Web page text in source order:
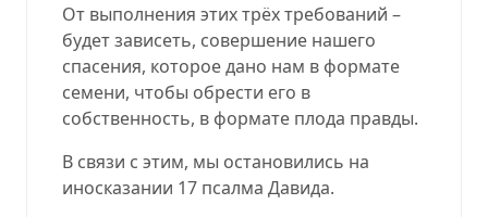
От выполнения этих трёх требований –
будет зависеть, совершение нашего
спасения, которое дано нам в формате
семени, чтобы обрести его в
собственность, в формате плода правды.
В связи с этим, мы остановились на
иносказании 17 псалма Давида.